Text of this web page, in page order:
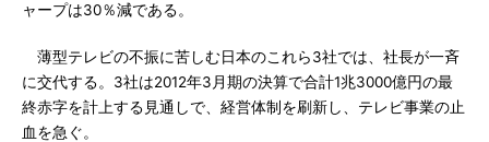
ャープは30％減である。
薄型テレビの不振に苦しむ日本のこれら3社では、社長が一斉
に交代する。3社は2012年3月期の決算で合計1兆3000億円の最
終赤字を計上する見通しで、経営体制を刷新し、テレビ事業の止
血を急ぐ。